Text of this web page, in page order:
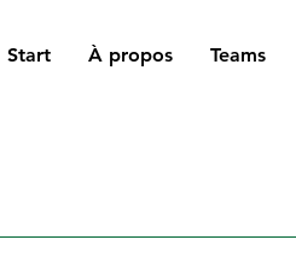
Start À propos Teams